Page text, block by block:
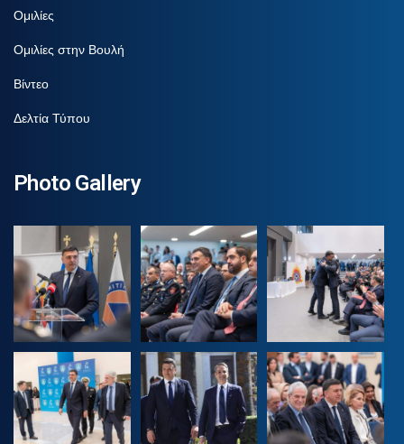
Ομιλίες
Ομιλίες στην Βουλή
Βίντεο
Δελτία Τύπου
Photo Gallery